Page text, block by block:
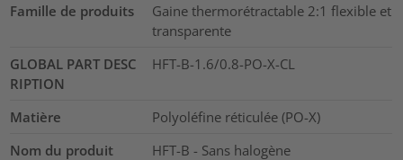
Famille de produits
Gaine thermorétractable 2:1 flexible et
transparente
GLOBAL PART DESC
RIPTION
HFT-B-1.6/0.8-PO-X-CL
Matière
Polyoléfine réticulée (PO-X)
Nom du produit
HFT-B - Sans halogène